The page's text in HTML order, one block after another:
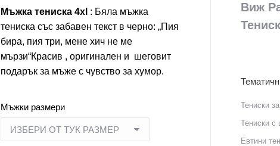
Мъжка тениска 4xl : Бяла мъжка
тениска със забавен текст в черно: „Пия
бира, пия три, мене хич не ме
мързи“Красив , оригинален и шеговит
подарък за мъже с чувство за хумор.
Мъжки размери
Виж
Тениски
Тениски
Eвтини